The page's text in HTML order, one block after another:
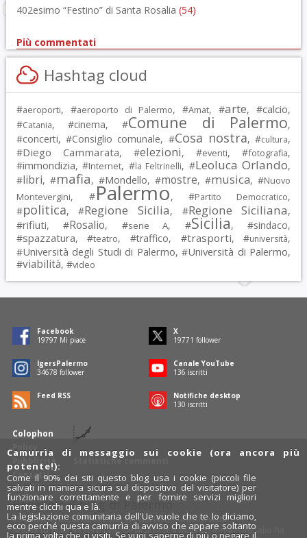
402esimo “Festino” di Santa Rosalia (54)
Più commentati
Hashtag cloud
#aeroporti, #aeroporto di Palermo, #Amat, #arte, #calcio,
#Catania, #cinema, #Comune di Palermo,
#concerti, #Consiglio comunale, #Cosa nostra, #cultura,
#Diego Cammarata, #elezioni, #eventi, #fotografia,
#immondizia, #Internet, #la Feltrinelli, #Leoluca Orlando,
#libri, #mafia, #Mondello, #mostre, #musica, #Nuovo
Montevergini, #Palermo, #Partito Democratico,
#politica, #Regione Sicilia, #Regione Siciliana,
#rifiuti, #Rosalio, #serie A, #Sicilia, #sindaco,
#spazzatura, #teatro, #traffico, #trasporti, #università,
#Università degli Studi di Palermo, #Università di Palermo,
#viabilità, #video
Colophon
Policy
Pubblicità
Contatti
Statistiche commenti
Facebook
19797 Mi piace
X
19771 follower
IgersPalermo
34678 follower
Canale YouTube
136 iscritti
Feed RSS
Notifiche desktop
130 iscritti
Rosalio è il blog di Palermo
754 autoriraccontano Palermo dal loro punto di vista.
Anche tu puoi essere uno degli autori: inviaci un' e-mail. Rosalio ha
Camurrìa di messaggio sui cookie (ora ancora più
potente!):
Come il 90% dei siti questo blog usa i cookie (piccoli file
salvati in maniera sicura sul dispositivo del visitatore) per
funzionare correttamente e per fornire servizi migliori
mentre clicchi qua e là.
La legislazione comunitaria dell'Ue vuole che te lo diciamo,
ecco perché questa camurrìa di avviso che appare soltanto
la prima volta che ci visiti. Se vuoi saperne di più o negare il